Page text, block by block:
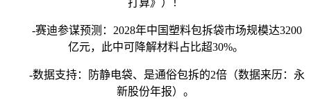
打算》）！
-赛迪参谋预测：2028年中国塑料包拆袋市场规模达3200
亿元，此中可降解材料占比超30%。
-数据支持：防静电袋、是通俗包拆的2倍（数据来历：永
新股份年报）。